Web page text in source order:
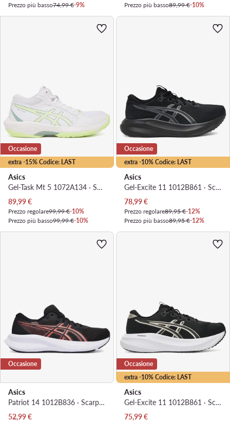
Prezzo più basso74,99 €-9%
Prezzo più basso89,99 €-10%
extra -15% Codice: LAST
Occasione
Asics
Gel-Task Mt 5 1072A134 · Scarpe indoor
Prezzo attuale
89,99€
Prezzo regolare99,99 €-10%
Prezzo più basso99,99 €-10%
extra -10% Codice: LAST
Occasione
Asics
Gel-Excite 11 1012B861 · Scarpe running
Prezzo attuale
78,99€
Prezzo regolare89,95 €-12%
Prezzo più basso89,95 €-12%
Occasione
Asics
Patriot 14 1012B836 · Scarpe running
Prezzo attuale
52,99€
extra -10% Codice: LAST
Occasione
Asics
Gel-Excite 11 1012B861 · Scarpe running
Prezzo attuale
75,99€